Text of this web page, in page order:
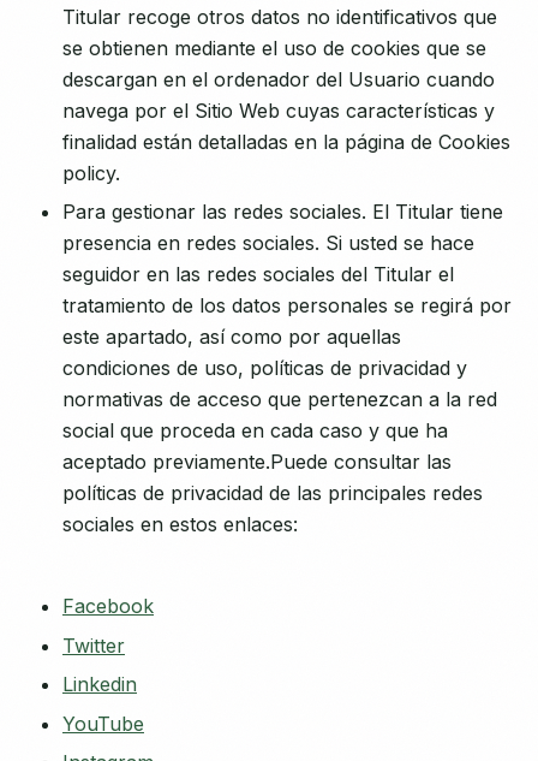
Titular recoge otros datos no identificativos que
se obtienen mediante el uso de cookies que se
descargan en el ordenador del Usuario cuando
navega por el Sitio Web cuyas características y
finalidad están detalladas en la página de Cookies
policy.
Para gestionar las redes sociales. El Titular tiene
presencia en redes sociales. Si usted se hace
seguidor en las redes sociales del Titular el
tratamiento de los datos personales se regirá por
este apartado, así como por aquellas
condiciones de uso, políticas de privacidad y
normativas de acceso que pertenezcan a la red
social que proceda en cada caso y que ha
aceptado previamente.Puede consultar las
políticas de privacidad de las principales redes
sociales en estos enlaces:
Facebook
Twitter
Linkedin
YouTube